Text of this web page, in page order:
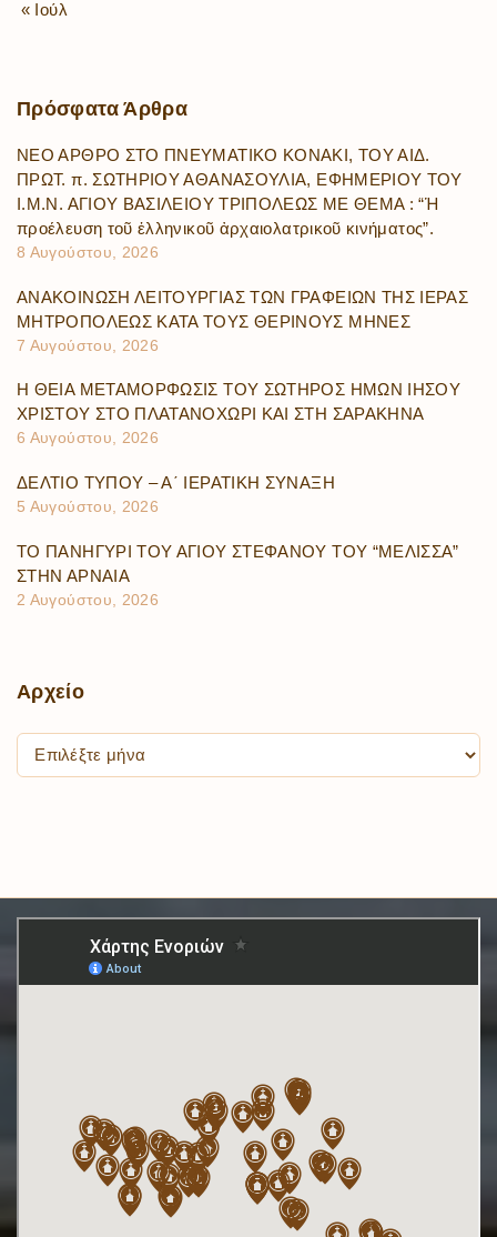
« Ιούλ
Πρόσφατα Άρθρα
ΝΕΟ ΑΡΘΡΟ ΣΤΟ ΠΝΕΥΜΑΤΙΚΟ ΚΟΝΑΚΙ, ΤΟΥ ΑΙΔ.
ΠΡΩΤ. π. ΣΩΤΗΡΙΟΥ ΑΘΑΝΑΣΟΥΛΙΑ, ΕΦΗΜΕΡΙΟΥ ΤΟΥ
Ι.Μ.Ν. ΑΓΙΟΥ ΒΑΣΙΛΕΙΟΥ ΤΡΙΠΟΛΕΩΣ ΜΕ ΘΕΜΑ : “Ἡ
προέλευση τοῦ ἑλληνικοῦ ἀρχαιολατρικοῦ κινήματος”.
8 Αυγούστου, 2026
ΑΝΑΚΟΙΝΩΣΗ ΛΕΙΤΟΥΡΓΙΑΣ ΤΩΝ ΓΡΑΦΕΙΩΝ ΤΗΣ ΙΕΡΑΣ
ΜΗΤΡΟΠΟΛΕΩΣ ΚΑΤΑ ΤΟΥΣ ΘΕΡΙΝΟΥΣ ΜΗΝΕΣ
7 Αυγούστου, 2026
Η ΘΕΙΑ ΜΕΤΑΜΟΡΦΩΣΙΣ ΤΟΥ ΣΩΤΗΡΟΣ ΗΜΩΝ ΙΗΣΟΥ
ΧΡΙΣΤΟΥ ΣΤΟ ΠΛΑΤΑΝΟΧΩΡΙ ΚΑΙ ΣΤΗ ΣΑΡΑΚΗΝΑ
6 Αυγούστου, 2026
ΔΕΛΤΙΟ ΤΥΠΟΥ – Α΄ ΙΕΡΑΤΙΚΗ ΣΥΝΑΞΗ
5 Αυγούστου, 2026
ΤΟ ΠΑΝΗΓΥΡΙ ΤΟΥ ΑΓΙΟΥ ΣΤΕΦΑΝΟΥ ΤΟΥ “ΜΕΛΙΣΣΑ”
ΣΤΗΝ ΑΡΝΑΙΑ
2 Αυγούστου, 2026
Αρχείο